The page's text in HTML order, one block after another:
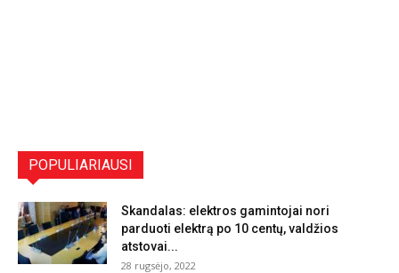
POPULIARIAUSI
Skandalas: elektros gamintojai nori
parduoti elektrą po 10 centų, valdžios
atstovai...
28 rugsėjo, 2022